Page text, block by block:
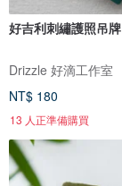
好吉利刺繡護照吊牌
Drizzle 好滴工作室
NT$ 180
13 人正準備購買